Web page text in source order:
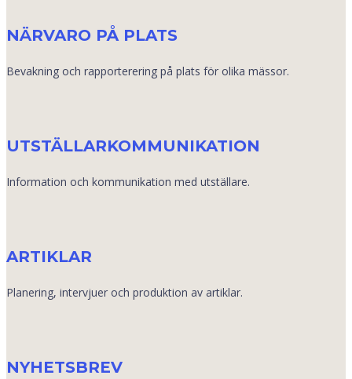
NÄRVARO PÅ PLATS
Bevakning och rapporterering på plats för olika mässor.
UTSTÄLLARKOMMUNIKATION
Information och kommunikation med utställare.
ARTIKLAR
Planering, intervjuer och produktion av artiklar.
NYHETSBREV